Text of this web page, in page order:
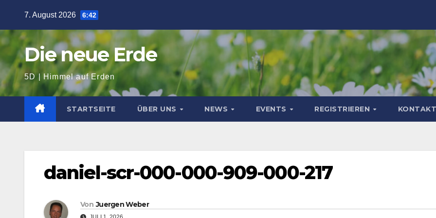
springen
7. August 2026 6:42
Die neue Erde
5D | Himmel auf Erden
STARTSEITE ÜBER UNS NEWS EVENTS REGISTRIEREN
daniel-scr-000-000-909-000-217
Von Juergen Weber